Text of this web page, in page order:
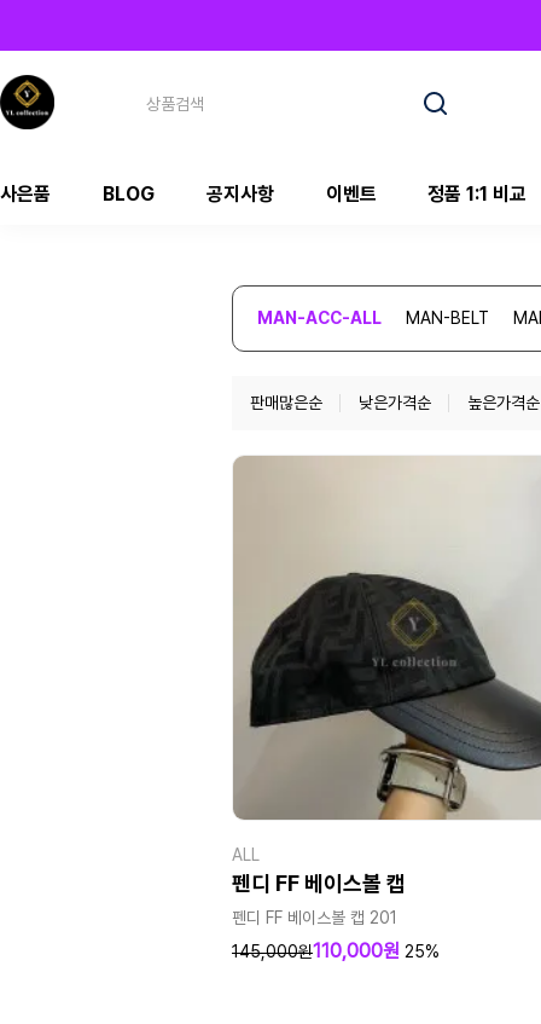
사은품 BLOG 공지사항 이벤트 정품 1:1 비교
MAN-ACC-ALL MAN-BELT
판매많은순 낮은가격순 높은가격순
ALL
펜디 FF 베이스볼 캡
펜디 FF 베이스볼 캡 201
145,000원110,000원 25%